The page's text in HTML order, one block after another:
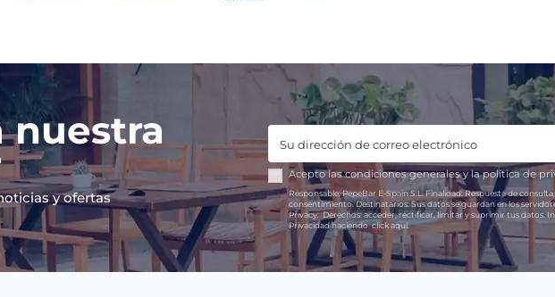
nuestra
y ofertas
Acepto lascondiciones generalesy lapolítica de
Responsable:PepeBar E-Spain S.L.Finalidad:Respuesta de
consentimiento.Destinatarios:Sus datos se guardan en los
Privacy.Derechos:acceder, rectificar, limitar y suprimir tus datos.
Privacidad haciendoclick aquí.